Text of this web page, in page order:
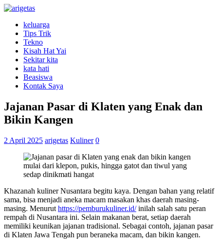
keluarga
Tips Trik
Tekno
Kisah Hat Yai
Sekitar kita
kata hati
Beasiswa
Kontak Saya
Jajanan Pasar di Klaten yang Enak dan
Bikin Kangen
2 April 2025 arigetas Kuliner 0
Khazanah kuliner Nusantara begitu kaya. Dengan bahan yang relatif
sama, bisa menjadi aneka macam masakan khas daerah masing-
masing. Menurut https://pemburukuliner.id/inilah salah satu peran
rempah di Nusantara ini. Selain makanan berat, setiap daerah
memiliki keunikan jajanan tradisional. Sebagai contoh, jajanan pasar
di Klaten Jawa Tengah pun beraneka macam, dan bikin kangen.